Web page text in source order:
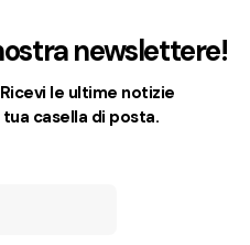
newslettere!
le ultime notizie
casella di posta.